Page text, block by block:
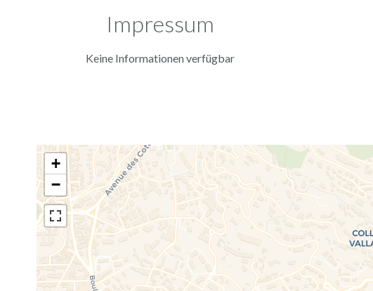
Impressum
Keine Informationen verfügbar
+
−